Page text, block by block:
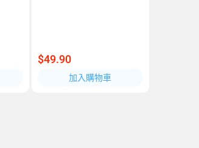
$49.90
加入購物車